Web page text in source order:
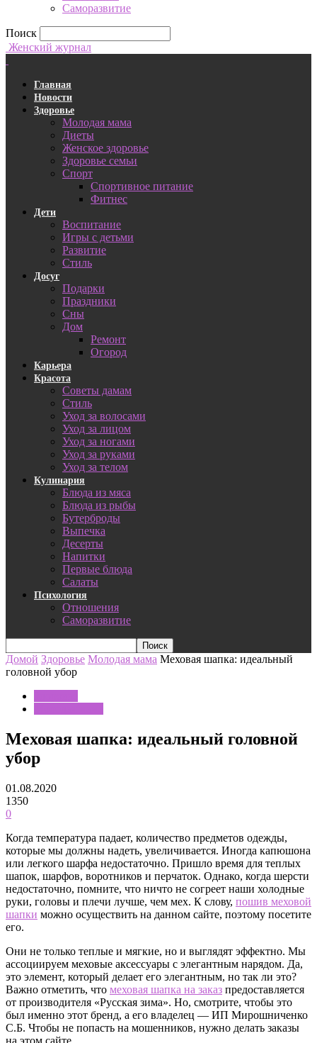
Саморазвитие
Поиск
Женский журнал
Главная
Новости
Здоровье
Молодая мама
Диеты
Женское здоровье
Здоровье семьи
Спорт
Спортивное питание
Фитнес
Дети
Воспитание
Игры с детьми
Развитие
Стиль
Досуг
Подарки
Праздники
Сны
Дом
Ремонт
Огород
Карьера
Красота
Советы дамам
Стиль
Уход за волосами
Уход за лицом
Уход за ногами
Уход за руками
Уход за телом
Кулинария
Блюда из мяса
Блюда из рыбы
Бутерброды
Выпечка
Десерты
Напитки
Первые блюда
Салаты
Психология
Отношения
Саморазвитие
Домой Здоровье Молодая мама Меховая шапка: идеальный
головной убор
Меховая шапка: идеальный головной
убор
01.08.2020
1350
0
Когда температура падает, количество предметов одежды,
которые мы должны надеть, увеличивается. Иногда капюшона
или легкого шарфа недостаточно. Пришло время для теплых
шапок, шарфов, воротников и перчаток. Однако, когда шерсти
недостаточно, помните, что ничто не согреет наши холодные
руки, головы и плечи лучше, чем мех. К слову, пошив меховой
шапки можно осуществить на данном сайте, поэтому посетите
его.
Они не только теплые и мягкие, но и выглядят эффектно. Мы
ассоциируем меховые аксессуары с элегантным нарядом. Да,
это элемент, который делает его элегантным, но так ли это?
Важно отметить, что меховая шапка на заказ предоставляется
от производителя «Русская зима». Но, смотрите, чтобы это
был именно этот бренд, а его владелец — ИП Мирошниченко
С.Б. Чтобы не попасть на мошенников, нужно делать заказы
на этом сайте.